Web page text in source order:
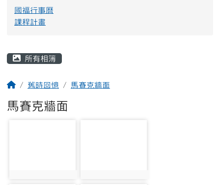
國福行事曆
課程計畫
所有相簿
回首頁舊時回憶 馬賽克牆面
馬賽克牆面